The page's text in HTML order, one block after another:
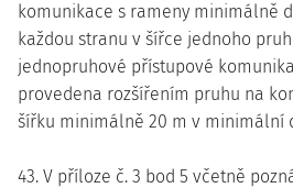
komunikace s rameny minimálně
každou stranu v šířce jednoho
jednopruhové přístupové
provedena rozšířením pruhu na
šířku minimálně 20 m v minimální
43. V příloze č. 3 bod 5 včetně